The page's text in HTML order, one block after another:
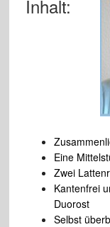
Inhalt:
Eine
Zwei
Kantenfrei
Duorost
Selbst